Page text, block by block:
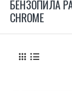
БЕНЗОПИЛА
CHROME